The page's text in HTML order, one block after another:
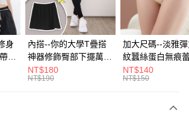
身
素
內搭--你的大學T疊搭
神器修飾臀部下擺萬用
內搭裙/遮臀裙(黑2L-
6L)-Q155眼圈熊中大
NT$180
NT$190
加大尺碼--淡雅
紋蠶絲蛋白無痕
角內褲(白.粉.藍.
3L)-L28眼圈熊中
NT$140
NT$150